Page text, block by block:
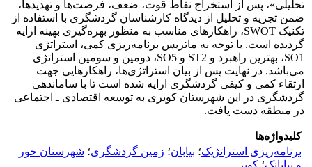
تحلیلی»، پس از استخراج نقاط قوت، ضعف، فرصت‌ها و تهدیدها،
ضمن تجزیه و تحلیل از دیدگاه کارشناسان گردشگری با استفاده از
تکنیک SWOT، راهکارهای مناسب به منظور بهره‌گیری بهینه ارایه
گردیده است. با توجه به ماتریس برنامه‌ریزی کمی، استراتژی
SO1، بهترین راهبرد و ST2 و SO5، دومین و سومین استراتژی
می‌باشد. در نهایت پس از بیان استراتژی‌ها، راهکارهایی جهت
ارتقاء کمی و کیفی گردشگری ارایه شده است تا با ساماندهی
گردشگری در این شهرستان کویری به توسعه اقتصادی ـ اجتماعی
در منطقه دست یافت.
کلیدواژه‌ها
برنامه‌ریزی استراتژیک؛ بیابان؛ زمین گردشگری؛ شهرستان خور
و بیابانک؛ کویر